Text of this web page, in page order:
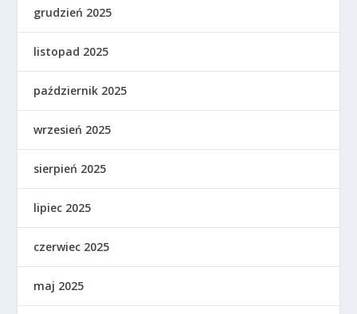
grudzień 2025
listopad 2025
październik 2025
wrzesień 2025
sierpień 2025
lipiec 2025
czerwiec 2025
maj 2025